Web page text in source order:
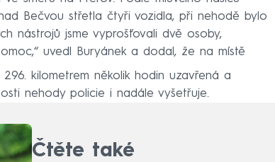
Bečvou střetla čtyři vozidla, při nehodě bylo
nástrojů jsme vyprošťovali dvě osoby,
uvedl Buryánek a dodal, že na místě
kilometrem několik hodin uzavřená a
nehody policie i nadále vyšetřuje.
Čtěte také